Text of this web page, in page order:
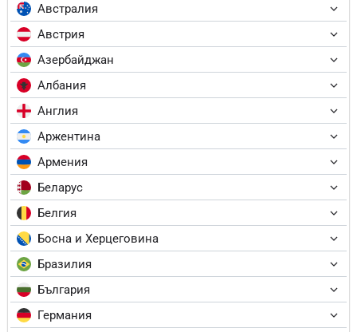
Австралия
Австрия
Азербайджан
Албания
Англия
Аржентина
Армения
Беларус
Белгия
Босна и Херцеговина
Бразилия
България
Германия